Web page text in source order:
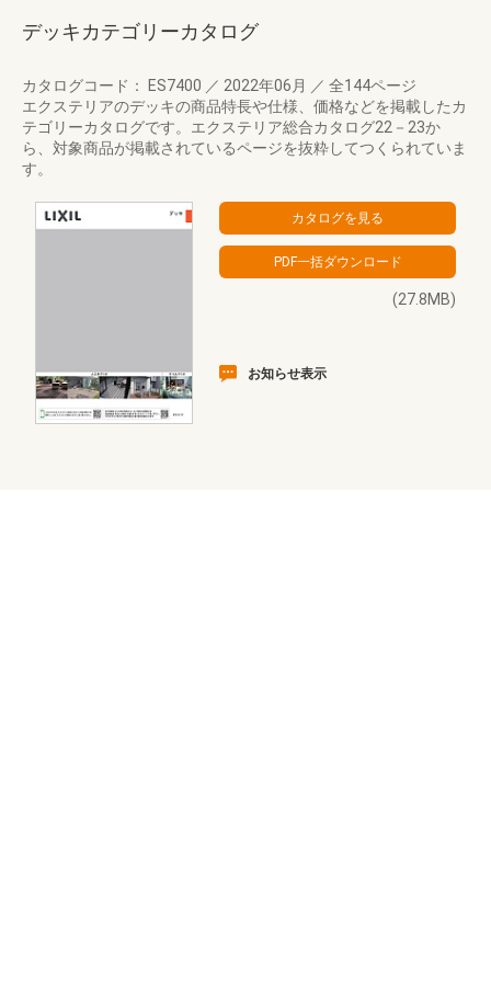
デッキカテゴリーカタログ
カタログコード： ES7400 ／ 2022年06月 ／ 全144ページ
エクステリアのデッキの商品特長や仕様、価格などを掲載したカ
テゴリーカタログです。エクステリア総合カタログ22－23か
ら、対象商品が掲載されているページを抜粋してつくられていま
す。
(27.8MB)
お知らせ表示